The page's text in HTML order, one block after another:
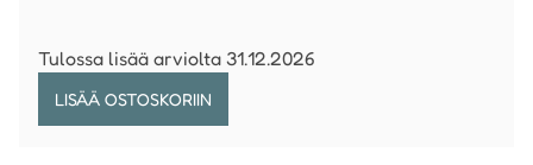
Tulossa lisää arviolta 31.12.2026